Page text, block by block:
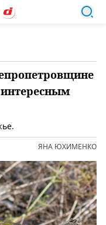
ЯНА ЮХИМЕНКО